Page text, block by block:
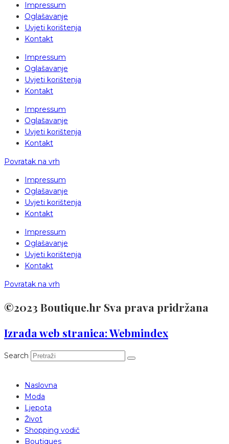
Impressum
Oglašavanje
Uvjeti korištenja
Kontakt
Impressum
Oglašavanje
Uvjeti korištenja
Kontakt
Impressum
Oglašavanje
Uvjeti korištenja
Kontakt
Povratak na vrh
Impressum
Oglašavanje
Uvjeti korištenja
Kontakt
Impressum
Oglašavanje
Uvjeti korištenja
Kontakt
Povratak na vrh
©2023 Boutique.hr Sva prava pridržana
Izrada web stranica: Webmindex
Search
Naslovna
Moda
Ljepota
Život
Shopping vodič
Boutiques